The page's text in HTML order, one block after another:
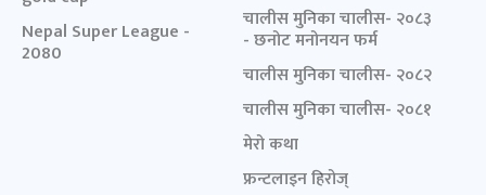
Nepal Super League -
2080
चालीस मुनिका चालीस- २०८३
- छनोट मनोनयन फर्म
चालीस मुनिका चालीस- २०८२
चालीस मुनिका चालीस- २०८१
मेरो कथा
फ्रन्टलाइन हिरोज्